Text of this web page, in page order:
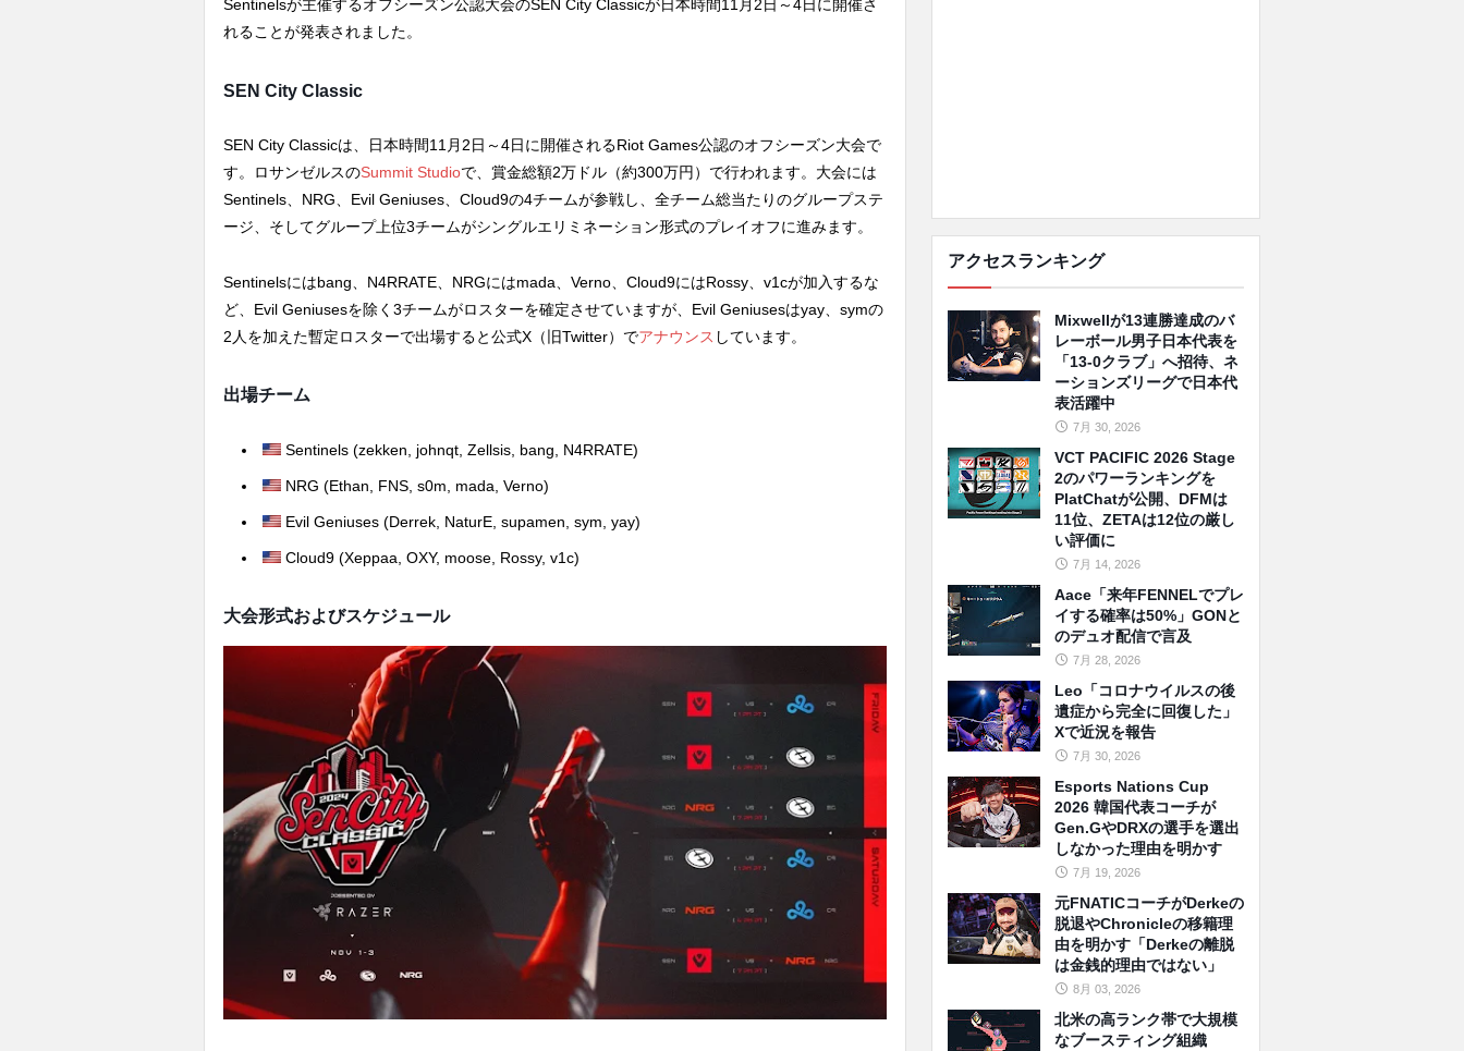
Sentinelsが主催するオフシーズン公認大会のSEN City Classicが日本時間11月2日～4日に開催さ
れることが発表されました。
SEN City Classic
SEN City Classicは、日本時間11月2日～4日に開催されるRiot Games公認のオフシーズン大会で
す。ロサンゼルスのSummit Studioで、賞金総額2万ドル（約300万円）で行われます。大会には
Sentinels、NRG、Evil Geniuses、Cloud9の4チームが参戦し、全チーム総当たりのグループステ
ージ、そしてグループ上位3チームがシングルエリミネーション形式のプレイオフに進みます。
Sentinelsにはbang、N4RRATE、NRGにはmada、Verno、Cloud9にはRossy、v1cが加入するな
ど、Evil Geniusesを除く3チームがロスターを確定させていますが、Evil Geniusesはyay、symの
2人を加えた暫定ロスターで出場すると公式X（旧Twitter）でアナウンス しています。
出場チーム
Sentinels (zekken, johnqt, Zellsis, bang, N4RRATE)
NRG (Ethan, FNS, s0m, mada, Verno)
Evil Geniuses (Derrek, NaturE, supamen, sym, yay)
Cloud9 (Xeppaa, OXY, moose, Rossy, v1c)
大会形式およびスケジュール
アクセスランキング
Mixwellが13連勝達成のバ
レーボール男子日本代表を
「13-0クラブ」へ招待、ネ
ーションズリーグで日本代
表活躍中
7月 30, 2026
VCT PACIFIC 2026 Stage
2のパワーランキングを
PlatChatが公開、DFMは
11位、ZETAは12位の厳し
い評価に
7月 14, 2026
Aace「来年FENNELでプレ
イする確率は50%」GONと
のデュオ配信で言及
7月 28, 2026
Leo「コロナウイルスの後
遺症から完全に回復した」
Xで近況を報告
7月 30, 2026
Esports Nations Cup
2026 韓国代表コーチが
Gen.GやDRXの選手を選出
しなかった理由を明かす
7月 19, 2026
元FNATICコーチがDerkeの
脱退やChronicleの移籍理
由を明かす「Derkeの離脱
は金銭的理由ではない」
8月 03, 2026
北米の高ランク帯で大規模
なブースティング組織